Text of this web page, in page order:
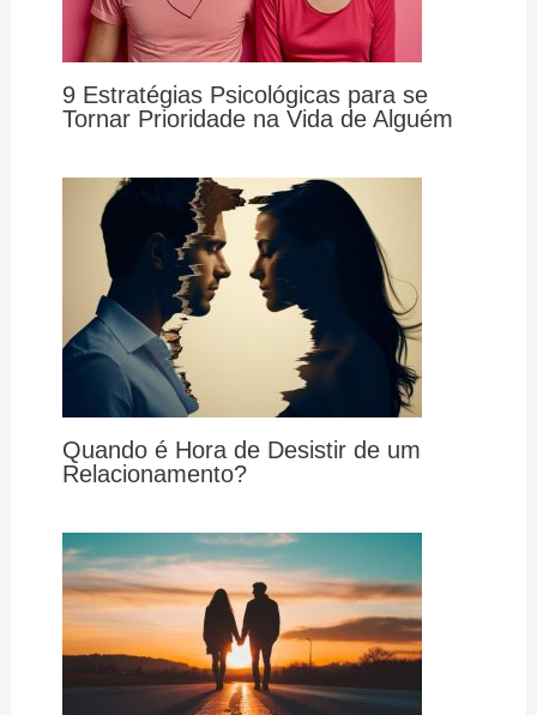
9 Estratégias Psicológicas para se
Tornar Prioridade na Vida de Alguém
Quando é Hora de Desistir de um
Relacionamento?